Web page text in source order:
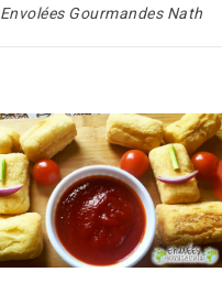
Envolées Gourmandes Nath